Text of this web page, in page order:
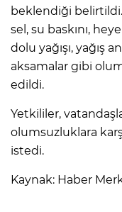
beklendiği belirtildi.
sel, su baskını,
dolu yağışı, yağış
aksamalar gibi
edildi.
Yetkililer,
olumsuzluklara
istedi.
Kaynak: Haber